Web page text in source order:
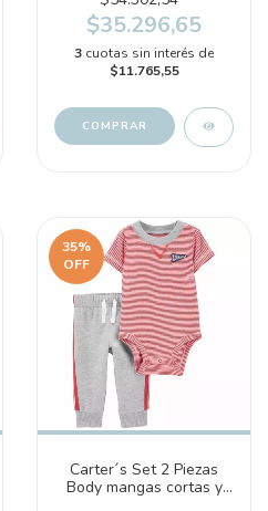
$35.296,65
3 cuotas sin interés de
$11.765,55
COMPRAR
35%
OFF
Carter´s Set 2 Piezas
Body mangas cortas y